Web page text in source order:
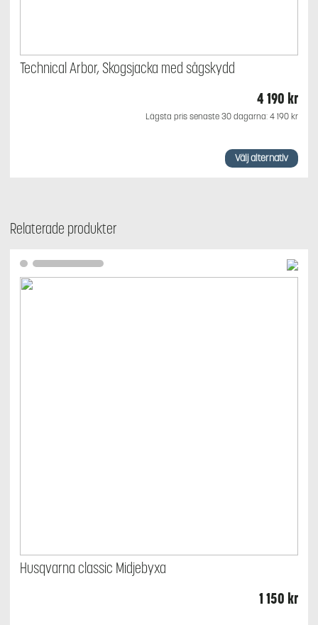
Technical Arbor, Skogsjacka med sågskydd
4 190 kr
Lägsta pris senaste 30 dagarna: 4 190 kr
Välj alternativ
olika
väljas
på
produktsidan
Relaterade produkter
Husqvarna classic Midjebyxa
1 150 kr